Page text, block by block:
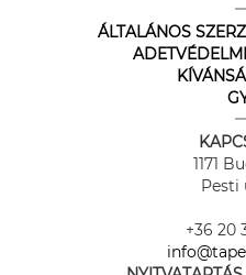
ÁLTALÁNOS
1171
Pesti
+36 20